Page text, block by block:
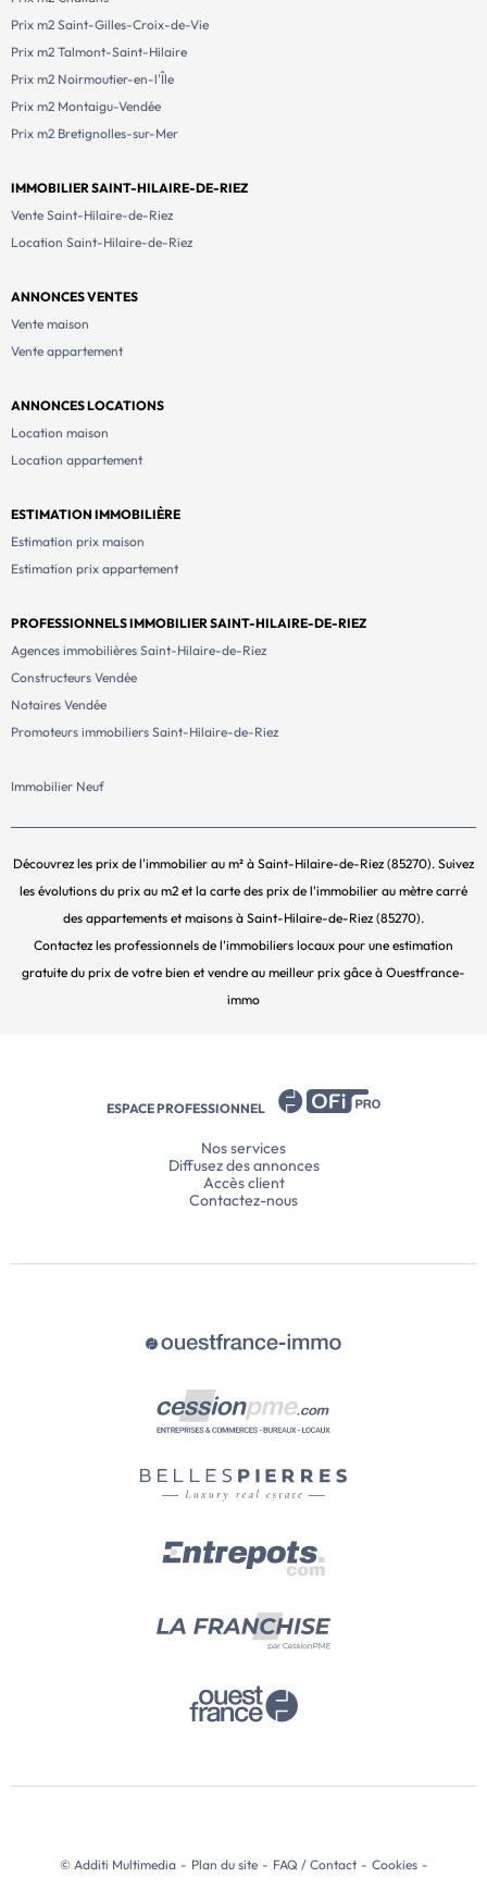
Prix m2 Saint-Gilles-Croix-de-Vie
Prix m2 Talmont-Saint-Hilaire
Prix m2 Noirmoutier-en-l'Île
Prix m2 Montaigu-Vendée
Prix m2 Bretignolles-sur-Mer
IMMOBILIER SAINT-HILAIRE-DE-RIEZ
Vente Saint-Hilaire-de-Riez
Location Saint-Hilaire-de-Riez
ANNONCES VENTES
Vente maison
Vente appartement
ANNONCES LOCATIONS
Location maison
Location appartement
ESTIMATION IMMOBILIÈRE
Estimation prix maison
Estimation prix appartement
PROFESSIONNELS IMMOBILIER SAINT-HILAIRE-DE-RIEZ
Agences immobilières Saint-Hilaire-de-Riez
Constructeurs Vendée
Notaires Vendée
Promoteurs immobiliers Saint-Hilaire-de-Riez
Immobilier Neuf
Découvrez les prix de l'immobilier au m² à Saint-Hilaire-de-Riez (85270). Suivez
les évolutions du prix au m2 et la carte des prix de l'immobilier au mètre carré
des appartements et maisons à Saint-Hilaire-de-Riez (85270).
Contactez les professionnels de l'immobiliers locaux pour une estimation
gratuite du prix de votre bien et vendre au meilleur prix gâce à Ouestfrance-
immo
ESPACE PROFESSIONNEL
Nos services
Diffusez des annonces
Accès client
Contactez-nous
© Additi Multimedia - Plan du site - FAQ / Contact - Cookies -